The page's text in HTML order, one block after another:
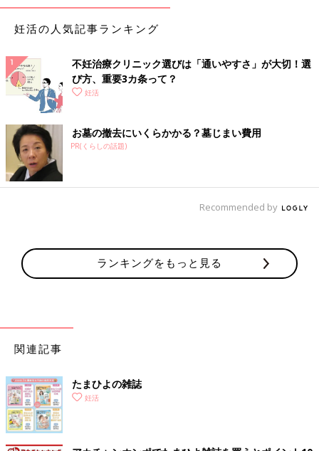
妊活の人気記事ランキング
不妊治療クリニック選びは「通いやすさ」が大切！選
び方、重要3カ条って？
妊活
お墓の撤去にいくらかかる？墓じまい費用
PR(くらしの話題)
Recommended by
ランキングをもっと見る
関連記事
たまひよの雑誌
妊活